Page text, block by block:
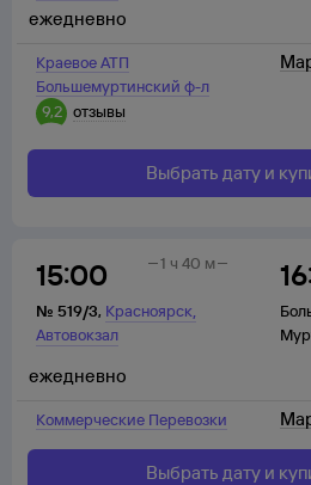
Краевое АТП
Большемуртинский ф-л
9,2 отзывы
ежедневно
Выбрать дату и
15:00
№ 519/3, Красноярск,
Автовокзал
1 ч 40 м
Коммерческие Перевозки
ежедневно
Выбрать дату и